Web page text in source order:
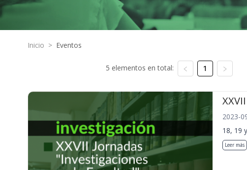
Inicio > Eventos
5 elementos en total: 1
2023-
18, 19
Leer más